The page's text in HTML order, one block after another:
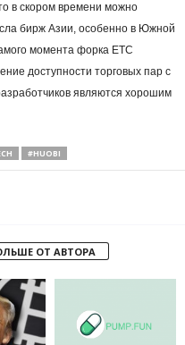
в скором времени можно
бирж Азии, особенно в Южной
момента форка ETC
доступности торговых пар с
являются хорошим
#HUOBI
ОТ АВТОРА